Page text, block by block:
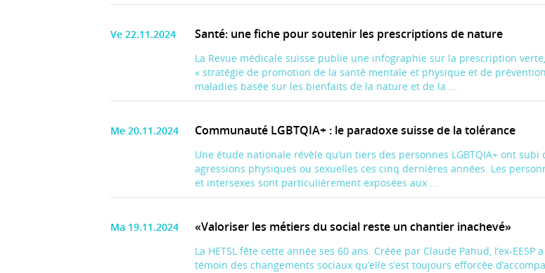
Ve 22.11.2024 Santé: une fiche pour soutenir les prescriptions de nature
La Revue médicale suisse publie une infographie sur la prescription verte,
« stratégie de promotion de la santé mentale et physique et de
maladies basée sur les bienfaits de la nature et de la ...
Me 20.11.2024 Communauté LGBTQIA+ : le paradoxe suisse de la tolérance
Une étude nationale révèle qu’un tiers des personnes LGBTQIA+ ont subi
agressions physiques ou sexuelles ces cinq dernières années. Les
et intersexes sont particulièrement exposées aux ...
Ma 19.11.2024 «Valoriser les métiers du social reste un chantier inachevé»
La HETSL fête cette année ses 60 ans. Créée par Claude Pahud, l’ex-EESP
témoin des changements sociaux qu’elle s’est toujours efforcée